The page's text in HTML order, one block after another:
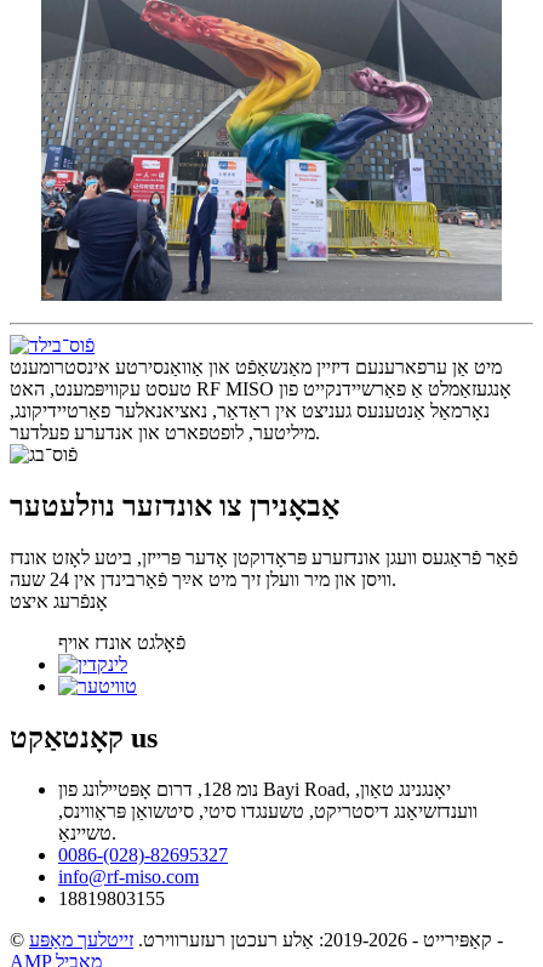
מיט אַן ערפארענעם דיזיין מאַנשאַפֿט און אַוואַנסירטע אינסטרומענט
טעסט עקוויפּמענט, האט RF MISO אָנגעזאַמלט אַ פאַרשיידנקייט פון
נאָרמאַל אַנטענעס געניצט אין ראַדאַר, נאציאנאלער פאַרטיידיקונג,
מיליטער, לופטפארט און אנדערע פעלדער.
אַבאָנירן צו אונדזער נוזלעטער
פֿאַר פֿראַגעס וועגן אונדזערע פּראָדוקטן אָדער פּרייזן, ביטע לאָזט אונדז
וויסן און מיר וועלן זיך מיט אײַך פֿאַרבינדן אין 24 שעה.
אָנפֿרעג איצט
פֿאָלגט אונדז אויף
קאָנטאַקט us
נומ 128, דרום אָפּטיילונג פון Bayi Road, יאָנגנינג טאַון,
ווענדזשיאַנג דיסטריקט, טשענגדו סיטי, סיטשואַן פּראַווינס,
טשיינאַ.
0086-(028)-82695327
info@rf-miso.com
18819803155
© קאַפּירייט - 2019-2026: אַלע רעכטן רעזערווירט.
זייטלעך מאַפּע
-
AMP מאָביל